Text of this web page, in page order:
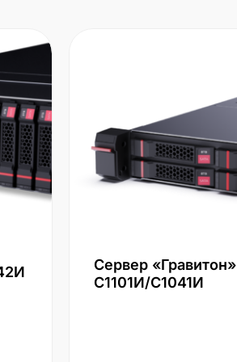
Сервер «Гравитон»
С1101И/С1041И